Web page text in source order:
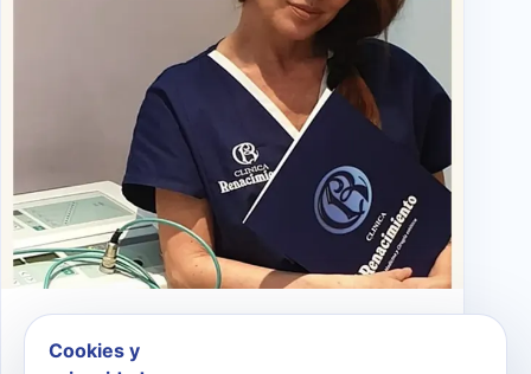
Gloria García-Brazales
ESTÉTICA Y ATENCIÓN AL PACIENTE
Cookies y